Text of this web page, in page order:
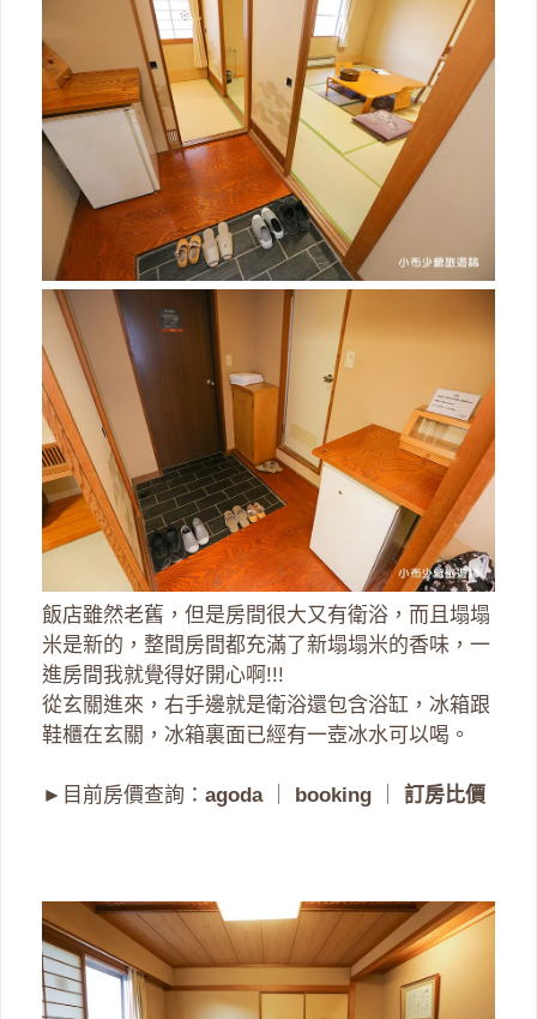
飯店雖然老舊，但是房間很大又有衛浴，而且塌塌
米是新的，整間房間都充滿了新塌塌米的香味，一
進房間我就覺得好開心啊!!!
從玄關進來，右手邊就是衛浴還包含浴缸，冰箱跟
鞋櫃在玄關，冰箱裏面已經有一壺冰水可以喝。
►目前房價查詢： agoda｜ booking 訂房比價